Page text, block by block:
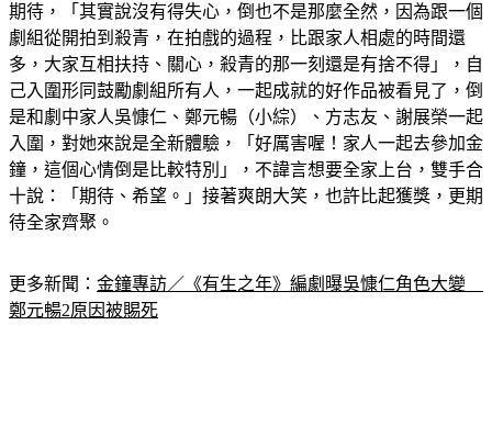
成為她時隔25年再度封后，她坦言對獎項很平常心，但也有所
期待，「其實說沒有得失心，倒也不是那麼全然，因為跟一個
劇組從開拍到殺青，在拍戲的過程，比跟家人相處的時間還
多，大家互相扶持、關心，殺青的那一刻還是有捨不得」，自
己入圍形同鼓勵劇組所有人，一起成就的好作品被看見了，倒
是和劇中家人吳慷仁、鄭元暢（小綜）、方志友、謝展榮一起
入圍，對她來說是全新體驗，「好厲害喔！家人一起去參加金
鐘，這個心情倒是比較特別」，不諱言想要全家上台，雙手合
十說：「期待、希望。」接著爽朗大笑，也許比起獲獎，更期
更多新聞：金鐘專訪／《有生之年》編劇曝吳慷仁角色大變